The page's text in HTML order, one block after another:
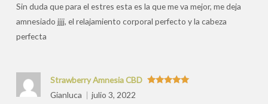
Sin duda que para el estres esta es la que me va mejor, me deja
amnesiado jjjj, el relajamiento corporal perfecto y la cabeza
perfecta
Strawberry Amnesia CBD
Gianluca
julio 3, 2022